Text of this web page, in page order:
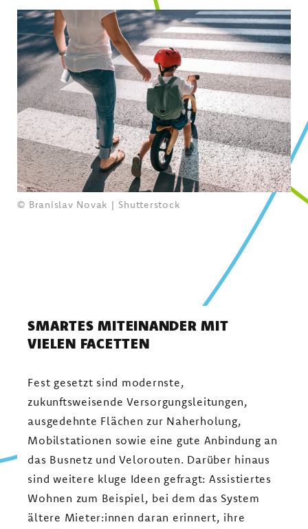
© Branislav Novak | Shutterstock
SMARTES MITEINANDER MIT
VIELEN FACETTEN
Fest gesetzt sind modernste,
zukunftsweisende Versorgungsleitungen,
ausgedehnte Flächen zur Naherholung,
Mobilstationen sowie eine gute Anbindung an
das Busnetz und Velorouten. Darüber hinaus
sind weitere kluge Ideen gefragt: Assistiertes
Wohnen zum Beispiel, bei dem das System
ältere Mieter:innen daran erinnert, ihre